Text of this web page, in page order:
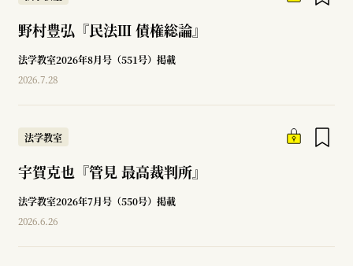
野村豊弘『民法Ⅲ 債権総論』
法学教室2026年8月号（551号）掲載
2026.7.28
法学教室
宇賀克也『管見 最高裁判所』
法学教室2026年7月号（550号）掲載
2026.6.26